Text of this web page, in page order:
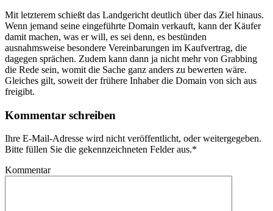
Mit letzterem schießt das Landgericht deutlich über das Ziel hinaus.
Wenn jemand seine eingeführte Domain verkauft, kann der Käufer
damit machen, was er will, es sei denn, es bestünden
ausnahmsweise besondere Vereinbarungen im Kaufvertrag, die
dagegen sprächen. Zudem kann dann ja nicht mehr von Grabbing
die Rede sein, womit die Sache ganz anders zu bewerten wäre.
Gleiches gilt, soweit der frühere Inhaber die Domain von sich aus
freigibt.
Kommentar schreiben
Ihre E-Mail-Adresse wird nicht veröffentlicht, oder weitergegeben.
Bitte füllen Sie die gekennzeichneten Felder aus.*
Kommentar